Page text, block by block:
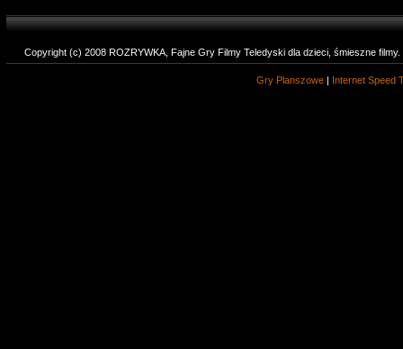
Copyright (c) 2008 ROZRYWKA, Fajne Gry Filmy Teledyski dla dzieci, śmieszne
Gry Planszowe | Internet Speed